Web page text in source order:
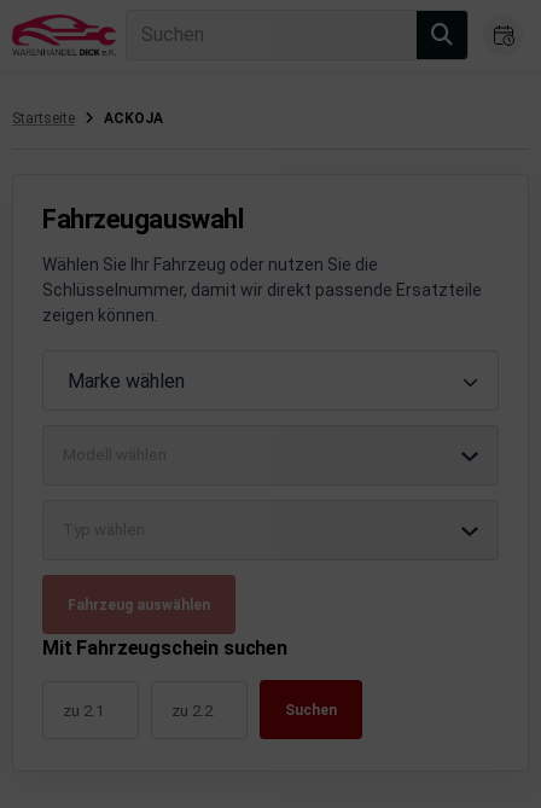
Suchen
Startseite ACKOJA
Fahrzeugauswahl
Wählen Sie Ihr Fahrzeug oder nutzen Sie die
Schlüsselnummer, damit wir direkt passende Ersatzteile
zeigen können.
Marke wählen
Fahrzeug auswählen
Mit Fahrzeugschein suchen
Suchen
Anbauteile
Dämpfung